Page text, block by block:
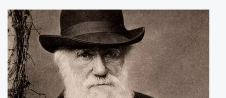
neutralizzazione del conflitto sostenuta da
Hobbes. Una lezione ricostruirà la lotta di classe
teorizzata da Marx, mentre si discuterà anche il
testo di NietzscheCosì parlòZarathustra
. L’idea
che la politica sia rapporto tra amico e nemico
verrà rintracciata nella teoria di Schmitt, mentre
Se questo è un uomodi Primo Levi fornirà